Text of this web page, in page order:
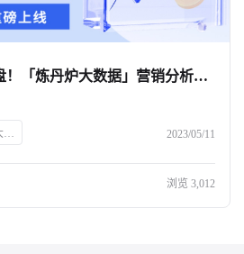
3秒搞定大促数据复盘！「炼丹炉大数据」营销分析重磅上线！-杭州知衣科技
AI科技,知衣科技,服装AI大数据,大促复盘,营销分析,炼丹炉大数据,数据分析,市场趋势,用户洞察,品类分析,价格策略,销售表现,竞品分析,品牌营销,运营效率 2023/05/11
浏览 3,012